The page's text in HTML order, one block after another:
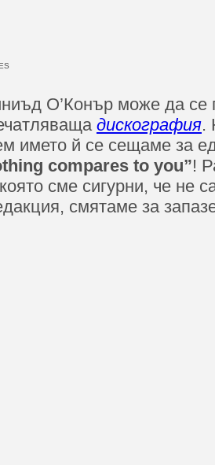
О’Конър може да се
дискография.
името й се сещаме за
compares to you”!
сме сигурни, че не
смятаме за